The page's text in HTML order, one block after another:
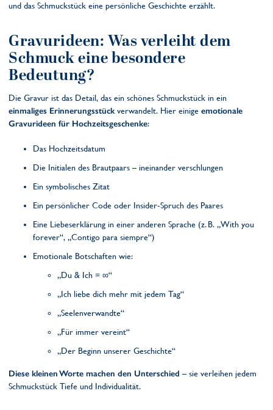
und das Schmuckstück eine persönliche Geschichte erzählt.
Gravurideen: Was verleiht dem
Schmuck eine besondere
Bedeutung?
Die Gravur ist das Detail, das ein schönes Schmuckstück in ein
einmaliges Erinnerungsstück verwandelt. Hier einige emotionale
Gravurideen für Hochzeitsgeschenke:
Das Hochzeitsdatum
Die Initialen des Brautpaars – ineinander verschlungen
Ein symbolisches Zitat
Ein persönlicher Code oder Insider-Spruch des Paares
Eine Liebeserklärung in einer anderen Sprache (z. B. „With you
forever“, „Contigo para siempre“)
Emotionale Botschaften wie:
„Du & Ich = ∞“
„Ich liebe dich mehr mit jedem Tag“
„Seelenverwandte“
„Für immer vereint“
„Der Beginn unserer Geschichte“
Diese kleinen Worte machen den Unterschied – sie verleihen jedem
Schmuckstück Tiefe und Individualität.